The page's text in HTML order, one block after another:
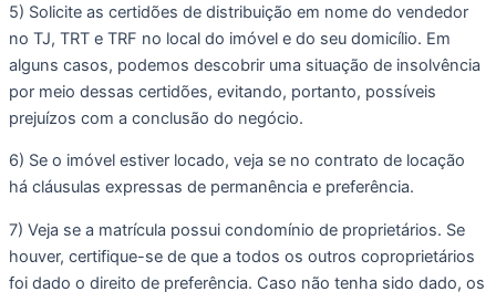
5) Solicite as certidões de distribuição em nome do vendedor
no TJ, TRT e TRF no local do imóvel e do seu domicílio. Em
alguns casos, podemos descobrir uma situação de insolvência
por meio dessas certidões, evitando, portanto, possíveis
prejuízos com a conclusão do negócio.
6) Se o imóvel estiver locado, veja se no contrato de locação
há cláusulas expressas de permanência e preferência.
7) Veja se a matrícula possui condomínio de proprietários. Se
houver, certifique-se de que a todos os outros coproprietários
foi dado o direito de preferência. Caso não tenha sido dado, os